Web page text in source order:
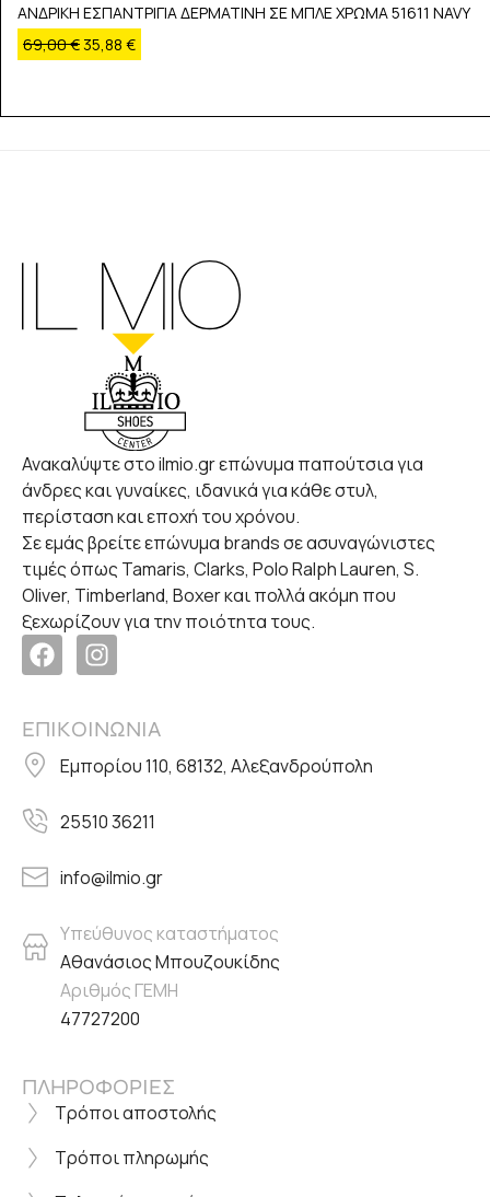
ΑΝΔΡΙΚΗ ΕΣΠΑΝΤΡΙΓΙΑ ΔΕΡΜΑΤΙΝΗ ΣΕ ΜΠΛΕ ΧΡΩΜΑ 51611 NAVY
69,00€ 35,88 €
Ανακαλύψτε στο ilmio.gr επώνυμα παπούτσια για
άνδρες και γυναίκες, ιδανικά για κάθε στυλ,
περίσταση και εποχή του χρόνου.
Σε εμάς βρείτε επώνυμα brands σε ασυναγώνιστες
τιμές όπως Tamaris, Clarks, Polo Ralph Lauren, S.
Oliver, Timberland, Boxer και πολλά ακόμη που
ξεχωρίζουν για την ποιότητα τους.
ΕΠΙΚΟΙΝΩΝΙΑ
Εμπορίου 110, 68132, Αλεξανδρούπολη
25510 36211
info@ilmio.gr
Υπεύθυνος καταστήματος
Αθανάσιος Μπουζουκίδης
Αριθμός ΓΕΜΗ
47727200
ΠΛΗΡΟΦΟΡΙΕΣ
Τρόποι αποστολής
Τρόποι πληρωμής